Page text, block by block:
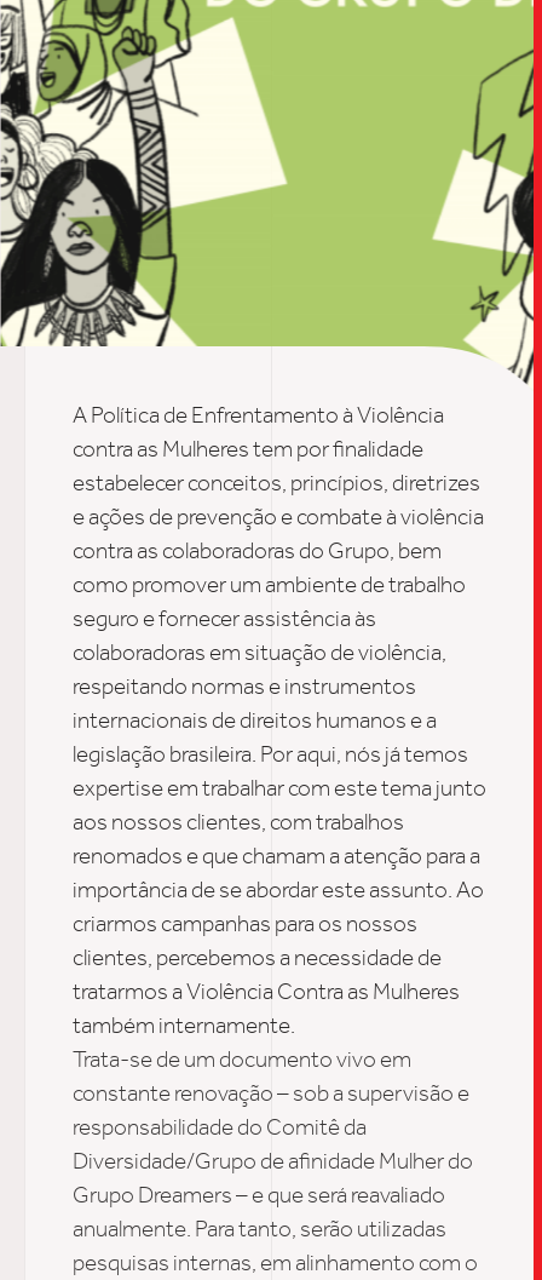
A Política de Enfrentamento à Violência
contra as Mulheres tem por finalidade
estabelecer conceitos, princípios, diretrizes
e ações de prevenção e combate à violência
contra as colaboradoras do Grupo, bem
como promover um ambiente de trabalho
seguro e fornecer assistência às
colaboradoras em situação de violência,
respeitando normas e instrumentos
internacionais de direitos humanos e a
legislação brasileira. Por aqui, nós já temos
expertise em trabalhar com este tema junto
aos nossos clientes, com trabalhos
renomados e que chamam a atenção para a
importância de se abordar este assunto. Ao
criarmos campanhas para os nossos
clientes, percebemos a necessidade de
tratarmos a Violência Contra as Mulheres
também internamente.
Trata-se de um documento vivo em
constante renovação – sob a supervisão e
responsabilidade do Comitê da
Diversidade/Grupo de afinidade Mulher do
Grupo Dreamers – e que será reavaliado
anualmente. Para tanto, serão utilizadas
pesquisas internas, em alinhamento com o